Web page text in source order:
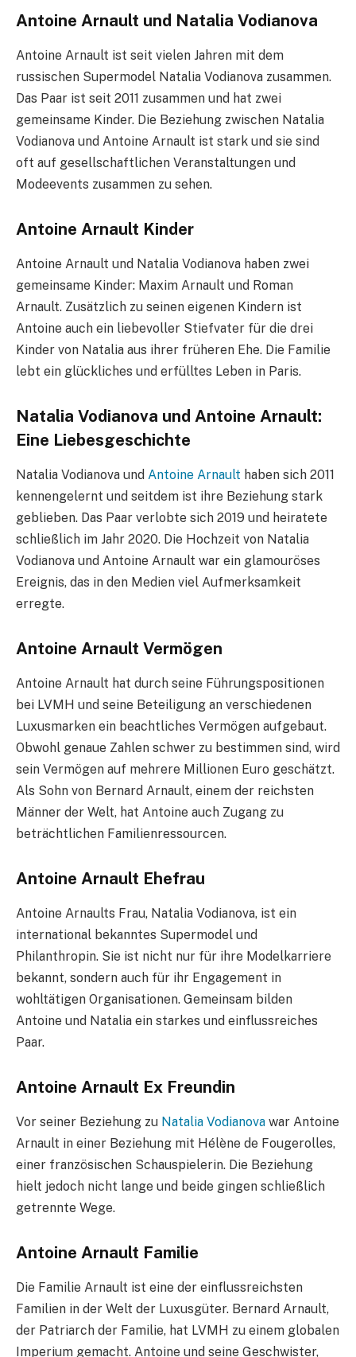
Antoine Arnault und Natalia Vodianova
Antoine Arnault ist seit vielen Jahren mit dem
russischen Supermodel Natalia Vodianova zusammen.
Das Paar ist seit 2011 zusammen und hat zwei
gemeinsame Kinder. Die Beziehung zwischen Natalia
Vodianova und Antoine Arnault ist stark und sie sind
oft auf gesellschaftlichen Veranstaltungen und
Modeevents zusammen zu sehen.
Antoine Arnault Kinder
Antoine Arnault und Natalia Vodianova haben zwei
gemeinsame Kinder: Maxim Arnault und Roman
Arnault. Zusätzlich zu seinen eigenen Kindern ist
Antoine auch ein liebevoller Stiefvater für die drei
Kinder von Natalia aus ihrer früheren Ehe. Die Familie
lebt ein glückliches und erfülltes Leben in Paris.
Natalia Vodianova und Antoine Arnault:
Eine Liebesgeschichte
Natalia Vodianova und Antoine Arnault haben sich 2011
kennengelernt und seitdem ist ihre Beziehung stark
geblieben. Das Paar verlobte sich 2019 und heiratete
schließlich im Jahr 2020. Die Hochzeit von Natalia
Vodianova und Antoine Arnault war ein glamouröses
Ereignis, das in den Medien viel Aufmerksamkeit
erregte.
Antoine Arnault Vermögen
Antoine Arnault hat durch seine Führungspositionen
bei LVMH und seine Beteiligung an verschiedenen
Luxusmarken ein beachtliches Vermögen aufgebaut.
Obwohl genaue Zahlen schwer zu bestimmen sind, wird
sein Vermögen auf mehrere Millionen Euro geschätzt.
Als Sohn von Bernard Arnault, einem der reichsten
Männer der Welt, hat Antoine auch Zugang zu
beträchtlichen Familienressourcen.
Antoine Arnault Ehefrau
Antoine Arnaults Frau, Natalia Vodianova, ist ein
international bekanntes Supermodel und
Philanthropin. Sie ist nicht nur für ihre Modelkarriere
bekannt, sondern auch für ihr Engagement in
wohltätigen Organisationen. Gemeinsam bilden
Antoine und Natalia ein starkes und einflussreiches
Paar.
Antoine Arnault Ex Freundin
Vor seiner Beziehung zu Natalia Vodianova war Antoine
Arnault in einer Beziehung mit Hélène de Fougerolles,
einer französischen Schauspielerin. Die Beziehung
hielt jedoch nicht lange und beide gingen schließlich
getrennte Wege.
Antoine Arnault Familie
Die Familie Arnault ist eine der einflussreichsten
Familien in der Welt der Luxusgüter. Bernard Arnault,
der Patriarch der Familie, hat LVMH zu einem globalen
Imperium gemacht. Antoine und seine Geschwister,